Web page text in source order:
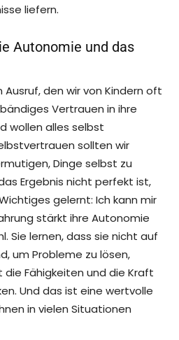
liefern.
Autonomie und das
Ausruf, den wir von Kindern oft
Vertrauen in ihre
wollen alles selbst
sollten wir
Dinge selbst zu
Ergebnis nicht perfekt ist,
gelernt: Ich kann mir
stärkt ihre Autonomie
Sie lernen, dass sie nicht auf
um Probleme zu lösen,
Fähigkeiten und die Kraft
Und das ist eine wertvolle
in vielen Situationen